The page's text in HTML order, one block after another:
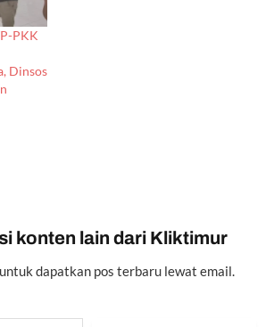
PKK
Dinsos
konten lain dari Kliktimur
dapatkan pos terbaru lewat email.